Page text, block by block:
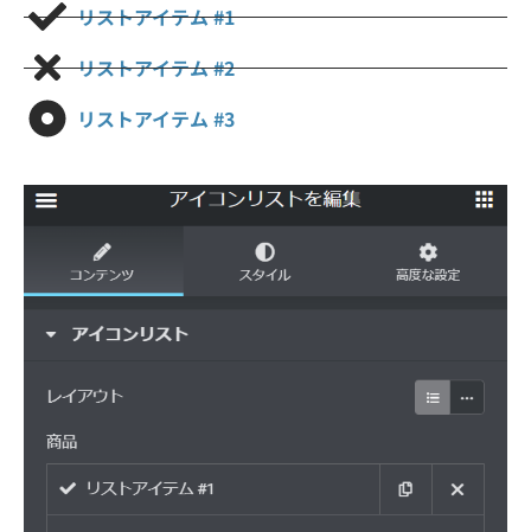
リストアイテム #1
リストアイテム #2
リストアイテム #3